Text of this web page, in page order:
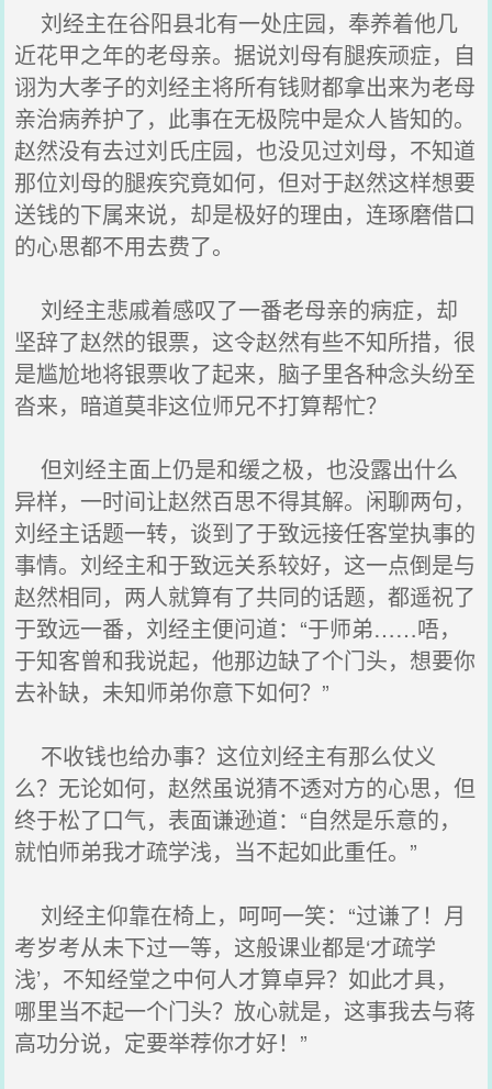
刘经主在谷阳县北有一处庄园，奉养着他几
近花甲之年的老母亲。据说刘母有腿疾顽症，自
诩为大孝子的刘经主将所有钱财都拿出来为老母
亲治病养护了，此事在无极院中是众人皆知的。
赵然没有去过刘氏庄园，也没见过刘母，不知道
那位刘母的腿疾究竟如何，但对于赵然这样想要
送钱的下属来说，却是极好的理由，连琢磨借口
的心思都不用去费了。
刘经主悲戚着感叹了一番老母亲的病症，却
坚辞了赵然的银票，这令赵然有些不知所措，很
是尴尬地将银票收了起来，脑子里各种念头纷至
沓来，暗道莫非这位师兄不打算帮忙？
但刘经主面上仍是和缓之极，也没露出什么
异样，一时间让赵然百思不得其解。闲聊两句，
刘经主话题一转，谈到了于致远接任客堂执事的
事情。刘经主和于致远关系较好，这一点倒是与
赵然相同，两人就算有了共同的话题，都遥祝了
于致远一番，刘经主便问道：“于师弟……唔，
于知客曾和我说起，他那边缺了个门头，想要你
去补缺，未知师弟你意下如何？”
不收钱也给办事？这位刘经主有那么仗义
么？无论如何，赵然虽说猜不透对方的心思，但
终于松了口气，表面谦逊道：“自然是乐意的，
就怕师弟我才疏学浅，当不起如此重任。”
刘经主仰靠在椅上，呵呵一笑：“过谦了！月
考岁考从未下过一等，这般课业都是‘才疏学
浅’，不知经堂之中何人才算卓异？如此才具，
哪里当不起一个门头？放心就是，这事我去与蒋
高功分说，定要举荐你才好！”